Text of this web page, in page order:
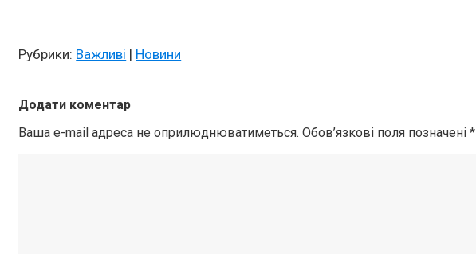
Рубрики: Важливі | Новини
Додати коментар
Ваша e-mail адреса не оприлюднюватиметься. Обов’язкові поля позначені*